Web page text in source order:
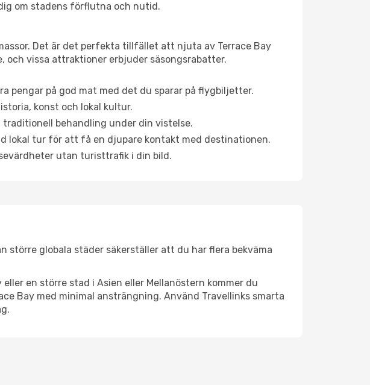
om stadens förflutna och nutid.
Det är det perfekta tillfället att njuta av Terrace Bay
och vissa attraktioner erbjuder säsongsrabatter.
pengar på god mat med det du sparar på flygbiljetter.
konst och lokal kultur.
traditionell behandling under din vistelse.
lokal tur för att få en djupare kontakt med destinationen.
utan turisttrafik i din bild.
globala städer säkerställer att du har flera bekväma
en större stad i Asien eller Mellanöstern kommer du
Bay med minimal ansträngning. Använd Travellinks smarta